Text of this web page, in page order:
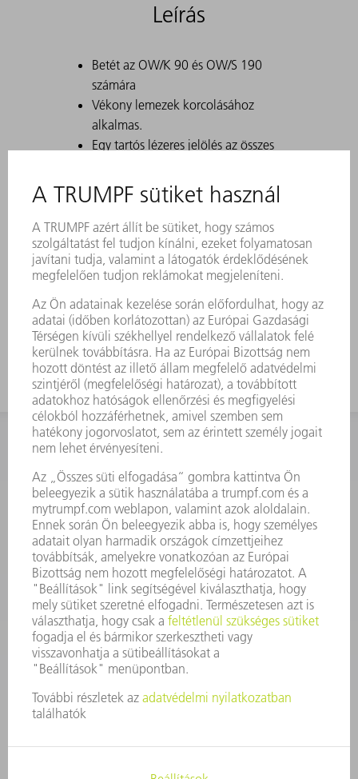
Leírás
Betét az OW/K 90 és OW/S 190
számára
Vékony lemezek korcolásához
alkalmas.
Egy tartós lézeres jelölés az összes
szerszámról.
A Data Matrix kód segítségével
minden szerszám egyértelműen
azonosítható.
A megmunkálási tartományok lézerrel
edzettek.
Szerszám-módosítások kérésre
kaphatók.
KAPCSOLAT
Szerszám
3628576045
08.00 - 16.30
szerszam@hu.trumpf.com
KAPCSOLAT
Alkatrész
3628576035
08.00 - 16.30
alkatresz@hu.trumpf.com